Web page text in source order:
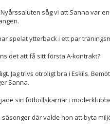
såg vi att Sanna var
spelat ytterback i ett par
det att få sitt första A-kontrakt?
Jag trivs otroligt bra i Eskils.
Sanna.
sin fotbollskarriär i
säsonger där valde hon att byta